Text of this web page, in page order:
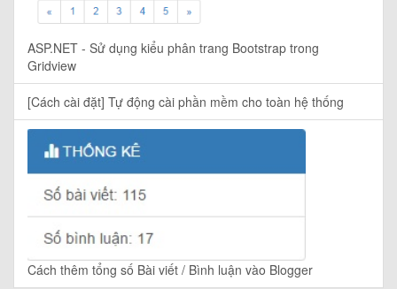
ASP.NET - Sử dụng kiểu phân trang Bootstrap trong
Gridview
[Cách cài đặt] Tự động cài phần mềm cho toàn hệ thống
Cách thêm tổng số Bài viết / Bình luận vào Blogger